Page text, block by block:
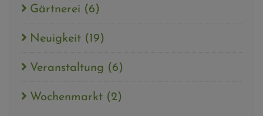
Gärtnerei (6)
Neuigkeit (19)
Veranstaltung (6)
Wochenmarkt (2)